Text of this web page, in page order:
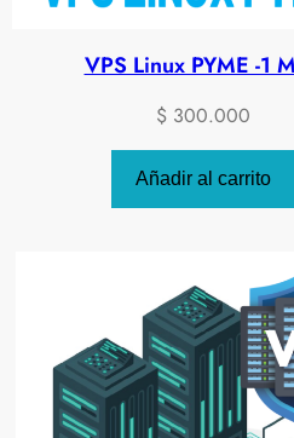
VPS Linux PYME -1
$ 300.000
Añadir al carrito